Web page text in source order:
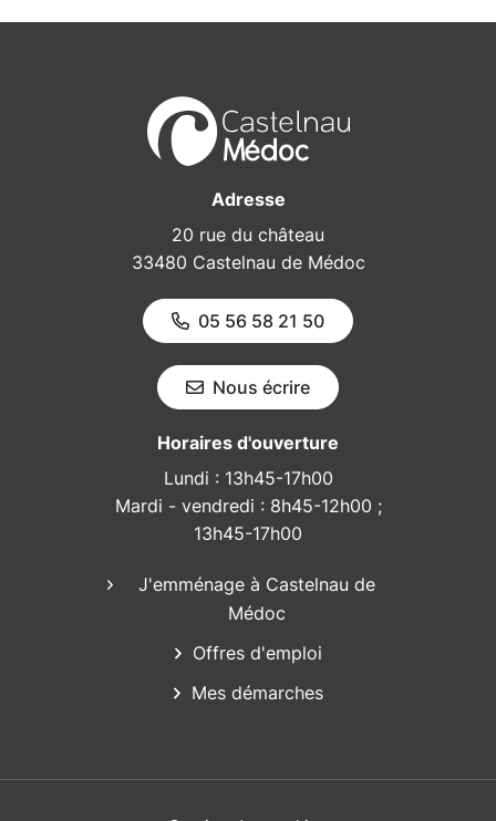
Adresse
20 rue du château
33480 Castelnau de Médoc
05 56 58 21 50
Nous écrire
Horaires d'ouverture
Lundi : 13h45-17h00
Mardi - vendredi : 8h45-12h00 ;
13h45-17h00
J'emménage à Castelnau de
Médoc
Offres d'emploi
Mes démarches